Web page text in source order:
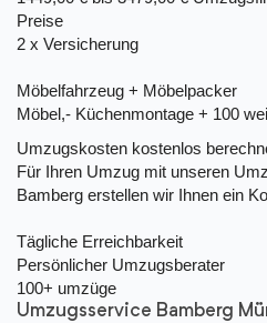
Preise
2 x Versicherung
Möbelfahrzeug + Möbelpacker
Möbel,- Küchenmontage + 100
Umzugskosten kostenlos
Für Ihren Umzug mit unseren
Bamberg erstellen wir Ihnen ein
Tägliche Erreichbarkeit
Persönlicher Umzugsberater
100+ umzüge
Umzugsservice Bamberg